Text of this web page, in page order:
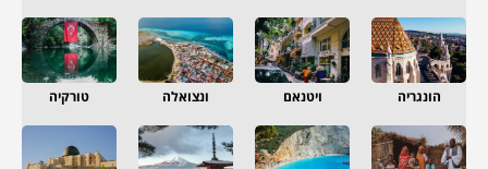
הונגריה ויטנאם ונצואלה טורקיה